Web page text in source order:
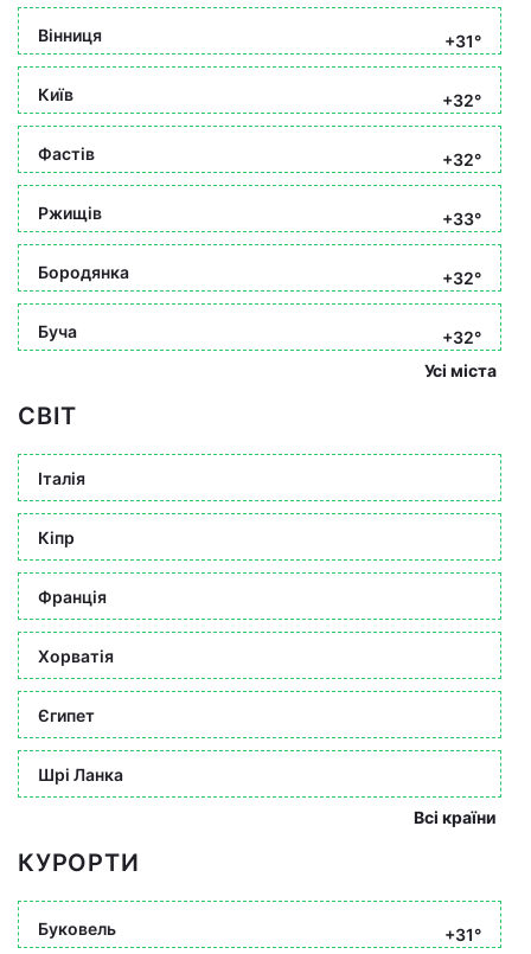
Вінниця +31°
Київ +32°
Фастів +32°
Ржищів +33°
Бородянка +32°
Буча
+32°
Усі міста
СВІТ
Італія
Кіпр
Франція
Хорватія
Єгипет
Шрі Ланка
Всі країни
КУРОРТИ
Буковель +31°